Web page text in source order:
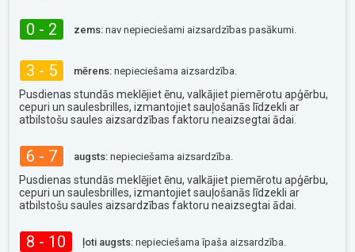
0 - 2 zems: nav nepieciešami aizsardzības pasākumi.
3 - 5 mērens: nepieciešama aizsardzība.
Pusdienas stundās meklējiet ēnu, valkājiet piemērotu apģērbu,
cepuri un saulesbrilles, izmantojiet sauļošanās līdzekli ar
atbilstošu saules aizsardzības faktoru neaizsegtai ādai.
6 - 7 augsts: nepieciešama aizsardzība.
Pusdienas stundās meklējiet ēnu, valkājiet piemērotu apģērbu,
cepuri un saulesbrilles, izmantojiet sauļošanās līdzekli ar
atbilstošu saules aizsardzības faktoru neaizsegtai ādai.
8 - 10 ļoti augsts: nepieciešama īpaša aizsardzība.